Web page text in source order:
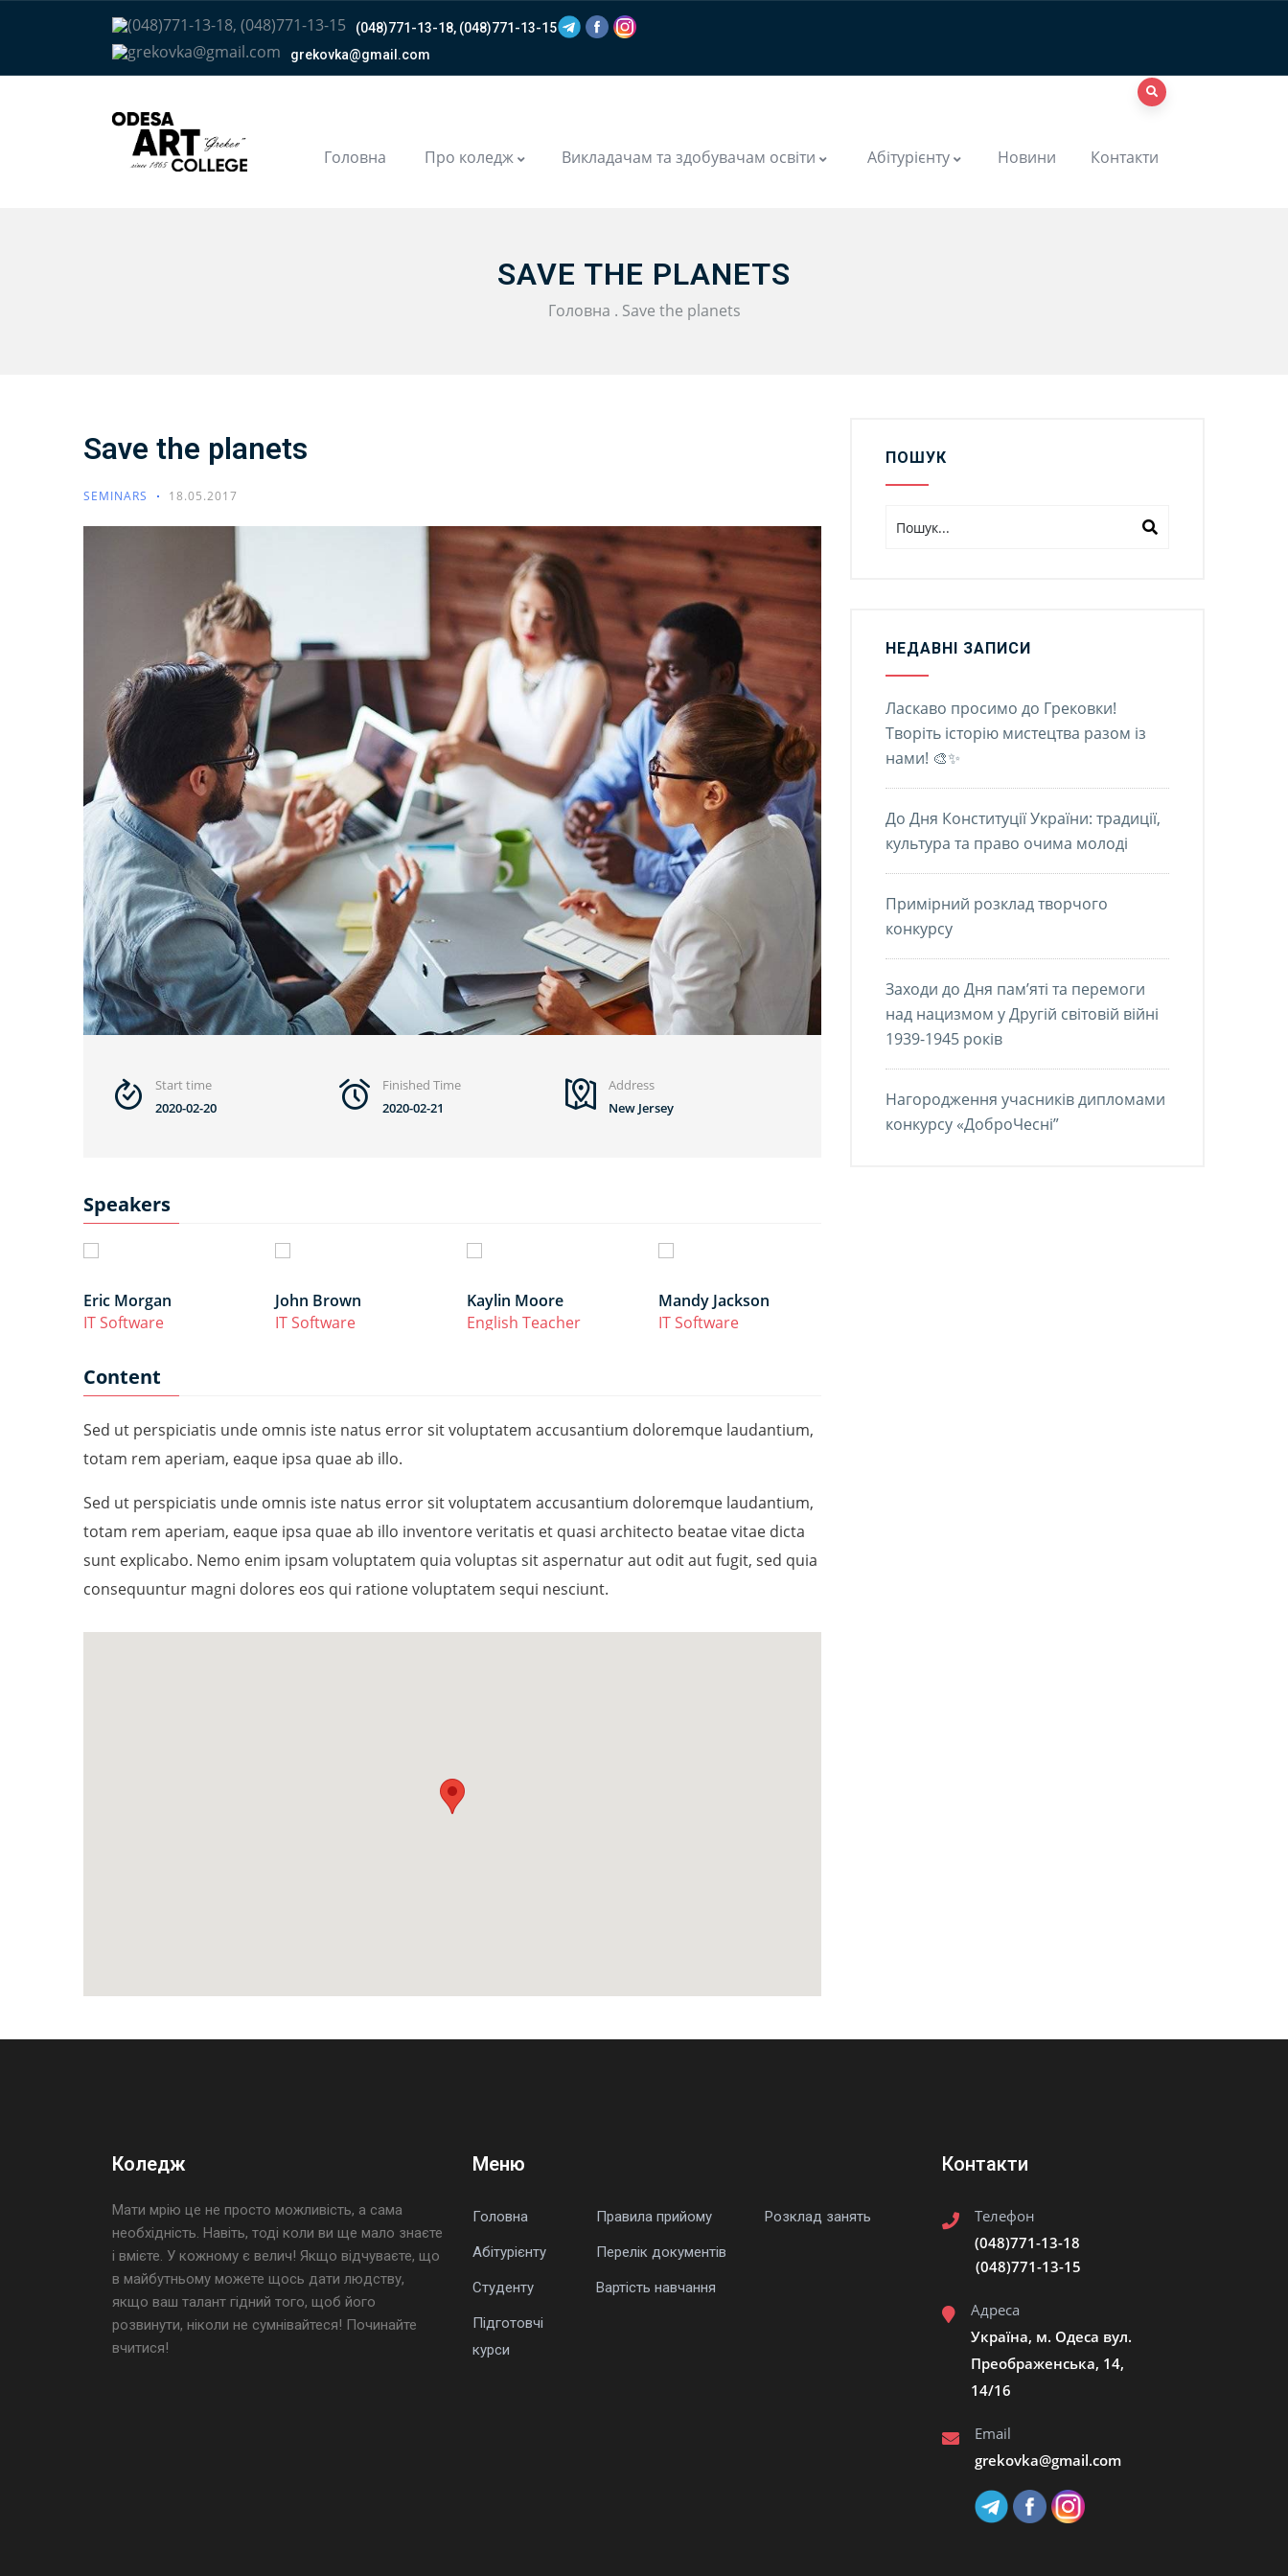
(048)771-13-18, (048)771-13-15
grekovka@gmail.сom
Головна Про коледж Викладачам та здобувачам освіти Абітурієнту Новини Контакти
SAVE THE PLANETS
Головна . Save the planets
Save the planets
SEMINARS 18.05.2017
Start time
2020-02-20
Finished Time
2020-02-21
Address
New Jersey
Speakers
Eric Morgan
IT Software
John Brown
IT Software
Kaylin Moore
English Teacher
Mandy Jackson
IT Software
Content
Sed ut perspiciatis unde omnis iste natus error sit voluptatem accusantium doloremque laudantium,
totam rem aperiam, eaque ipsa quae ab illo.
Sed ut perspiciatis unde omnis iste natus error sit voluptatem accusantium doloremque laudantium,
totam rem aperiam, eaque ipsa quae ab illo inventore veritatis et quasi architecto beatae vitae dicta
sunt explicabo. Nemo enim ipsam voluptatem quia voluptas sit aspernatur aut odit aut fugit, sed quia
consequuntur magni dolores eos qui ratione voluptatem sequi nesciunt.
ПОШУК
НЕДАВНІ ЗАПИСИ
Ласкаво просимо до Грековки!
Творіть історію мистецтва разом із
нами! 🎨✨
До Дня Конституції України: традиції,
культура та право очима молоді
Примірний розклад творчого
конкурсу
Заходи до Дня пам’яті та перемоги
над нацизмом у Другій світовій війні
1939-1945 років
Нагородження учасників дипломами
конкурсу «ДоброЧесні”
Коледж
Мати мрію це не просто можливість, а сама
необхідність. Навіть, тоді коли ви ще мало знаєте
і вмієте. У кожному є велич! Якщо відчуваєте, що
в майбутньому можете щось дати людству,
якщо ваш талант гідний того, щоб його
розвинути, ніколи не сумнівайтеся! Починайте
вчитися!
Меню
Головна
Абітурієнту
Студенту
Підготовчі
курси
Правила прийому
Перелік документів
Вартість навчання
Розклад занять
Контакти
Телефон
(048)771-13-18
(048)771-13-15
Адреса
Україна, м. Одеса вул.
Преображенська, 14,
14/16
Email
grekovka@gmail.сom